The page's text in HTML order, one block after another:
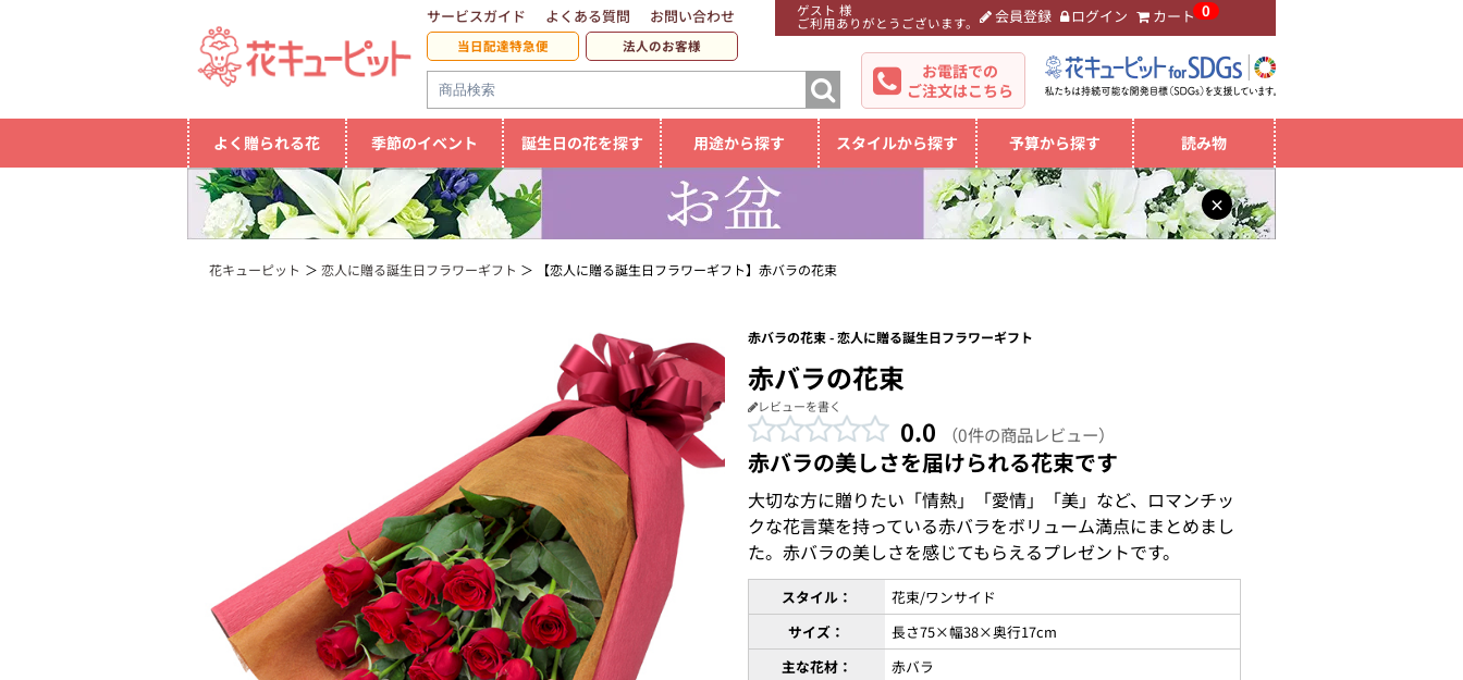
ゲスト 様
ご利用ありがとうございます。 会員登録 ログイン カート 0
サービスガイド よくある質問 お問い合わせ
当日配達特急便 法人のお客様
お電話での
ご注文はこちら
よく贈られる花 季節のイベント 誕生日の花を探す 用途から探す スタイルから探す 予算から探す 読み物
×
花キューピット 恋人に贈る誕生日フラワーギフト 【恋人に贈る誕生日フラワーギフト】赤バラの花束
赤バラの花束 - 恋人に贈る誕生日フラワーギフト
赤バラの花束
レビューを書く
0.0 （0件の商品レビュー）
赤バラの美しさを届けられる花束です
大切な方に贈りたい「情熱」「愛情」「美」など、ロマンチッ
クな花言葉を持っている赤バラをボリューム満点にまとめまし
た。赤バラの美しさを感じてもらえるプレゼントです。
スタイル：
花束/ワンサイド
サイズ：
長さ75×幅38×奥行17cm
主な花材：
赤バラ